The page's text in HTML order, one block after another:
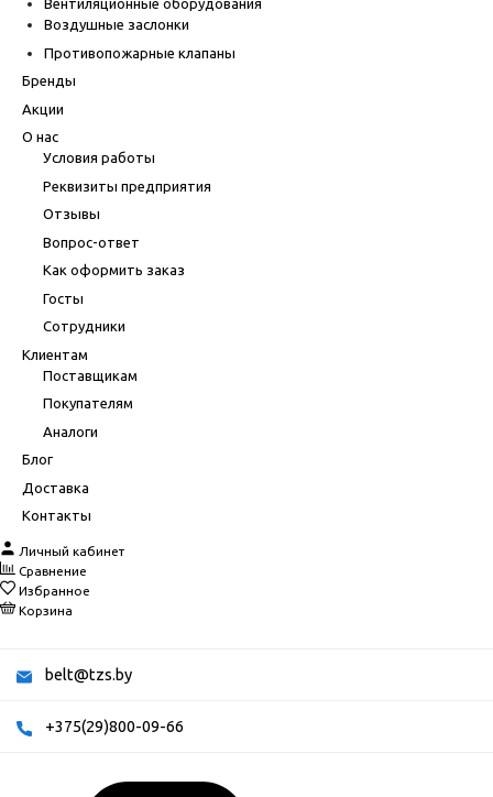
Вентиляционные оборудования
Воздушные заслонки
Противопожарные клапаны
Бренды
Акции
О нас
Условия работы
Реквизиты предприятия
Отзывы
Вопрос-ответ
Как оформить заказ
Госты
Сотрудники
Клиентам
Поставщикам
Покупателям
Аналоги
Блог
Доставка
Контакты
Личный кабинет
Сравнение
Избранное
Корзина
belt@tzs.by
+375(29)800-09-66